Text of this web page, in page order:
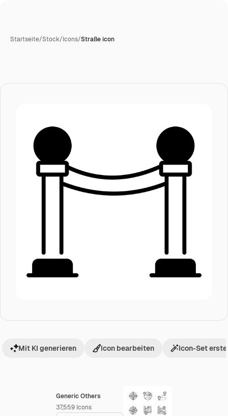
Startseite/Stock/Icons/Straße icon
Generic Others
37,559 Icons
Mit KI generieren Icon bearbeiten Icon-Set